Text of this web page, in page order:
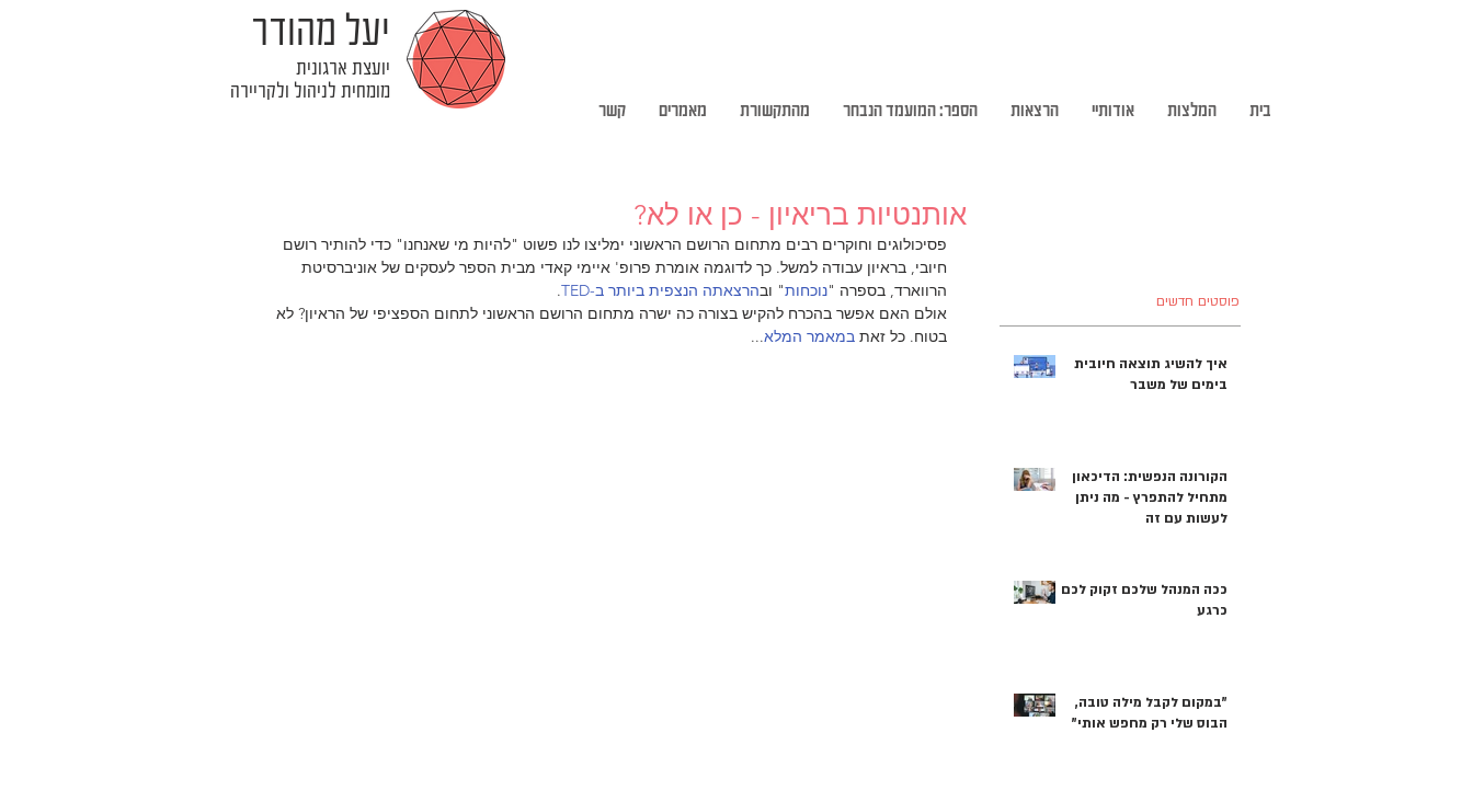
יעל מהודר
יועצת ארגונית
מומחית לניהול ולקריירה
בית המלצות אודותיי הרצאות הספר: המועמד הנבחר מהתקשורת מאמרים קשר
אותנטיות בריאיון - כן או לא?
פסיכולוגים וחוקרים רבים מתחום הרושם הראשוני ימליצו לנו פשוט "להיות מי שאנחנו" כדי להותיר רושם
חיובי, בראיון עבודה למשל. כך לדוגמה אומרת פרופ' איימי קאדי מבית הספר לעסקים של אוניברסיטת
הרווארד, בספרה "נוכחות" ובהרצאתה הנצפית ביותר ב-TED
.
אולם האם אפשר בהכרח להקיש בצורה כה ישרה מתחום הרושם הראשוני לתחום הספציפי של הראיון? לא
בטוח. כל זאת במאמר המלא...
פוסטים חדשים
איך להשיג תוצאה חיובית
בימים של משבר
הקורונה הנפשית: הדיכאון
מתחיל להתפרץ - מה ניתן
לעשות עם זה
ככה המנהל שלכם זקוק לכם
כרגע
"במקום לקבל מילה טובה,
הבוס שלי רק מחפש אותי"